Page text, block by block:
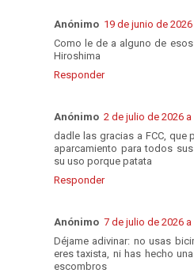
Anónimo 19 de junio de
Como le de a alguno de
Hiroshima
Responder
Anónimo 2 de julio de 2026 a
dadle las gracias a FCC, que
aparcamiento para todos
su uso porque patata
Responder
Anónimo 7 de julio de 2026 a
Déjame adivinar: no usas
eres taxista, ni has hecho
escombros